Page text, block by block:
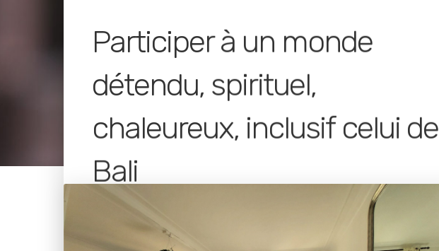
Participer à un monde
détendu, spirituel,
chaleureux, inclusif celui de
Bali
Laissez-vous conquérir par une esthétique naturelle et sensuelle qui vient de
l’intérieur et vous inscrit dans un lien apaisé et libre à votre corps et à votre